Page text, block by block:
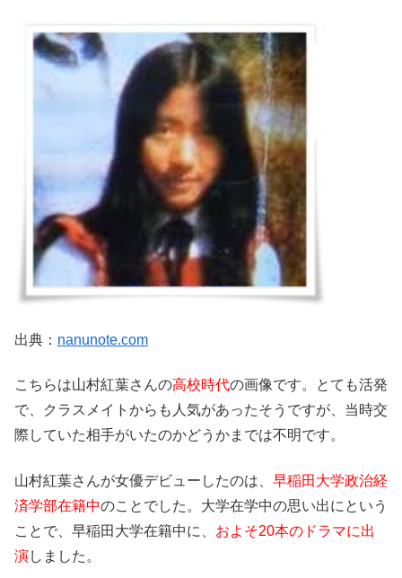
出典： nanunote.com
こちらは山村紅葉さんの高校時代の画像です。とても活発
で、クラスメイトからも人気があったそうですが、当時交
際していた相手がいたのかどうかまでは不明です。
山村紅葉さんが女優デビューしたのは、 早稲田大学政治経
済学部在籍中のことでした。大学在学中の思い出にという
ことで、早稲田大学在籍中に、 およそ20本のドラマに出
演しました。